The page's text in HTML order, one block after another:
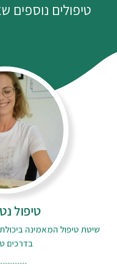
טיפולים נוספים
טיפול
שיטת טיפול המאמינה
בדרכים